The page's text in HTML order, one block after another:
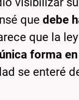
quedebe
que la
forma
se enteré